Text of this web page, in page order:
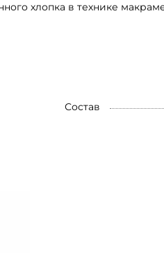
хлопка в технике
Состав